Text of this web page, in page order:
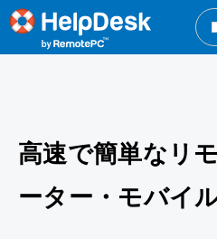
高速で簡単なリ
ーター・モバイ